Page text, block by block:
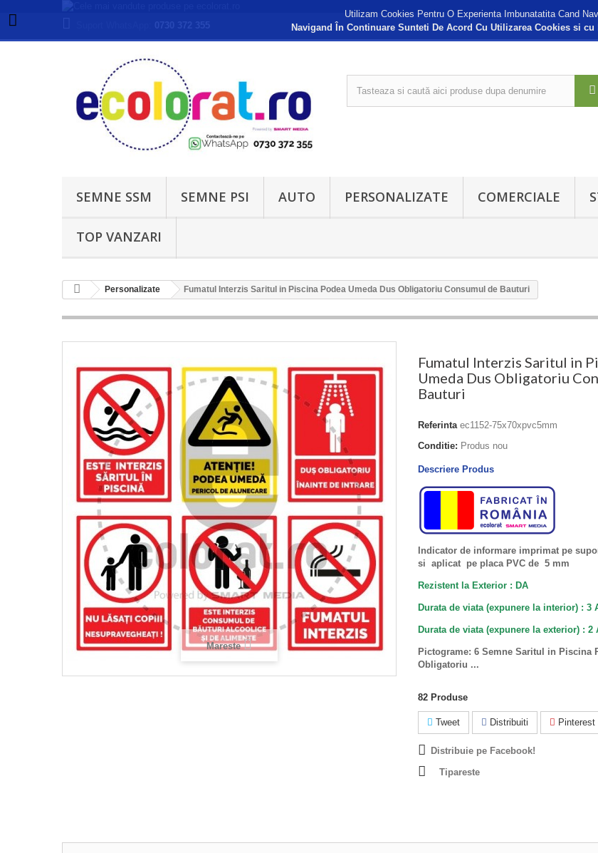
SEMNE SSM SEMNE PSI AUTO PERSONALIZATE COMERCIALE
TOP VANZARI
Personalizate Fumatul Interzis Saritul in Piscina Podea Umeda Dus Obligatoriu Consumul de Bauturi
Mareste
Fumatul Interzis Saritul in
Umeda Dus Obligatoriu
Bauturi
Referinta ec1152-75x70xpvc5mm
Conditie: Produs nou
Descriere Produs
Indicator de informare imprimat pe
si aplicat pe placa PVC de 5 mm
Rezistent la Exterior : DA
Durata de viata (expunere la interior) : 3
Durata de viata (expunere la exterior) : 2
Pictograme: 6 Semne Saritul in Piscina
Obligatoriu ...
82 Produse
Tweet Distribuiti Pinterest
Distribuie pe Facebook!
Tipareste
Utilizam Cookies Pentru O Experienta Imbunatatita Cand
Navigand În Continuare Sunteti De Acord Cu Utilizarea Cookies si cu